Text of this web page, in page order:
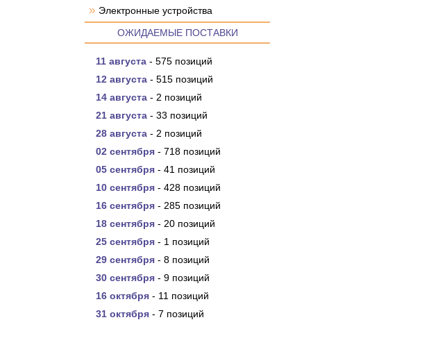
» Электронные устройства
ОЖИДАЕМЫЕ ПОСТАВКИ
11 августа - 575 позиций
12 августа - 515 позиций
14 августа - 2 позиций
21 августа - 33 позиций
28 августа - 2 позиций
02 сентября - 718 позиций
05 сентября - 41 позиций
10 сентября - 428 позиций
16 сентября - 285 позиций
18 сентября - 20 позиций
25 сентября - 1 позиций
29 сентября - 8 позиций
30 сентября - 9 позиций
16 октября - 11 позиций
31 октября - 7 позиций